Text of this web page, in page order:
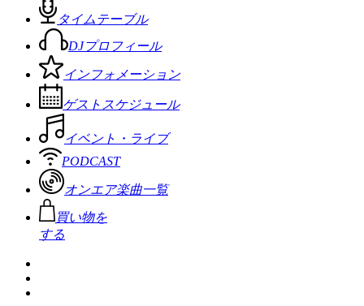
タイムテーブル
DJプロフィール
インフォメーション
ゲストスケジュール
イベント・ライブ
PODCAST
オンエア楽曲一覧
買い物を
する